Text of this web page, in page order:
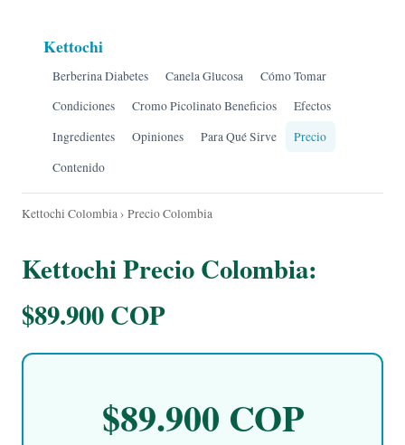
Kettochi
Berberina Diabetes Canela Glucosa
Cómo Tomar
Condiciones
Cromo Picolinato Beneficios
Efectos
Ingredientes
Opiniones Para Qué Sirve
Precio
Contenido
Kettochi Colombia› Precio Colombia
Kettochi Precio Colombia:
$89.900 COP
$89.900 COP